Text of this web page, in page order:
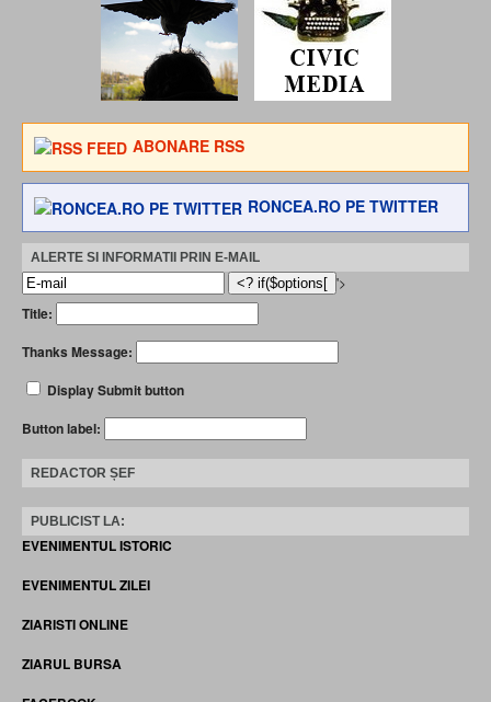
ABONARE RSS
RONCEA.RO PE TWITTER
ALERTE SI INFORMATII PRIN E-MAIL
'>
Title:
Thanks Message:
Display Submit button
Button label:
REDACTOR ȘEF
PUBLICIST LA:
EVENIMENTUL ISTORIC
EVENIMENTUL ZILEI
ZIARISTI ONLINE
ZIARUL BURSA